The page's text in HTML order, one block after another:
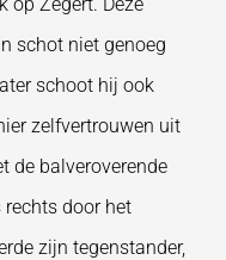
schot niet genoeg
schoot hij ook
zelfvertrouwen uit
de balveroverende
door het
zijn tegenstander,